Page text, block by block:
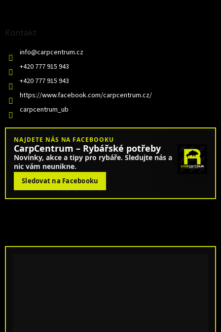
Kontakt
info@carpcentrum.cz
+420 777 915 943
+420 777 915 943
https://www.facebook.com/carpcentrum.cz/
carpcentrum_ub
NAJDETE NÁS NA FACEBOOKU
CarpCentrum – Rybářské potřeby
Novinky, akce a tipy pro rybáře. Sledujte nás a
nic vám neunikne.
Sledovat na Facebooku